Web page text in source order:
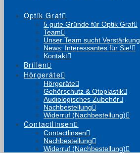
Optik Graf
5 gute Gründe für Optik Graf
Team
Unser Team sucht Verstärkung
News: Interessantes für Sie!
Kontakt
Brillen
Hörgeräte
Hörgeräte
Gehörschutz & Otoplastik
Audiologisches Zubehör
Nachbestellung
Widerruf (Nachbestellung)
Contactlinsen
Contactlinsen
Nachbestellung
Widerruf (Nachbestellung)